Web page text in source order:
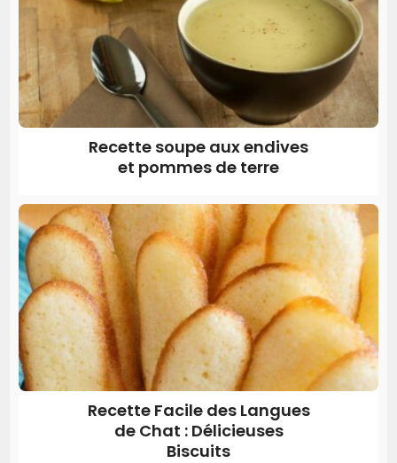
Recette soupe aux endives
et pommes de terre
Recette Facile des Langues
de Chat : Délicieuses
Biscuits